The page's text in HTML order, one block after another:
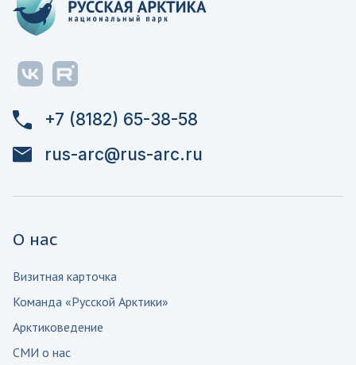
+7 (8182) 65-38-58
rus-arc@rus-arc.ru
О нас
Визитная карточка
Команда «Русской Арктики»
Арктиковедение
СМИ о нас